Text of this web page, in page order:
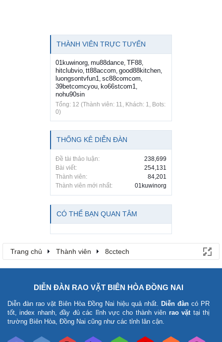
THÀNH VIÊN TRỰC TUYẾN
01kuwinorg, mu88dance, TF88,
hitclubvio, tt88accom, good88kitchen,
luongsontvfun1, sc88comcom,
39betcomcyou, ko66stcom1,
nohu90sin
Tổng: 12 (Thành viên: 11, Khách: 1, Bots:
0)
THỐNG KÊ DIỄN ĐÀN
Đề tài thảo luận:
238,699
Bài viết:
254,131
Thành viên:
84,201
Thành viên mới nhất:
01kuwinorg
CÓ THỂ BẠN QUAN TÂM
Trang chủ Thành viên 8cctech
DIỄN ĐÀN RAO VẶT BIÊN HÒA ĐỒNG NAI
Diễn đàn rao vặt Biên Hòa Đồng Nai hiệu quả nhất. Diễn đàn có PR
tốt, index nhanh, đầy đủ các lĩnh vực cho thành viên rao vặttại thị
trường Biên Hòa, Đồng Nai cũng như các tỉnh lân cận.